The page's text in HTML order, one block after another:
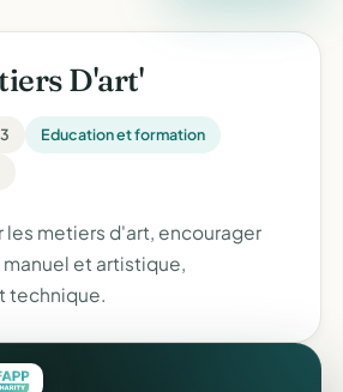
D'art'
Education et formation
les metiers d'art, encourager
et artistique,
technique.